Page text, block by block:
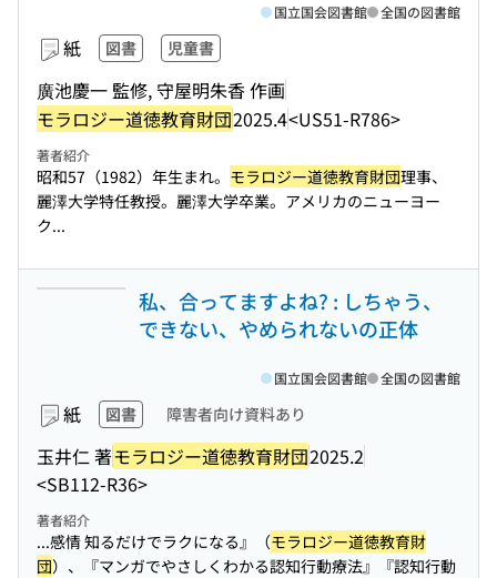
紙 図書 児童書
廣池慶一 監修, 守屋明朱香 作画
モラロジー道徳教育財団2025.4<US51-R786>
国立国会図書館 全国の図書館
著者紹介
昭和57（1982）年生まれ。 モラロジー道徳教育財団理事、
麗澤大学特任教授。麗澤大学卒業。アメリカのニューヨー
ク...
私、合ってますよね? : しちゃう、
できない、やめられないの正体
紙 図書 障害者向け資料あり
玉井仁 著モラロジー道徳教育財団2025.2
<SB112-R36>
国立国会図書館 全国の図書館
著者紹介
...感情 知るだけでラクになる』（モラロジー道徳教育財
団）、『マンガでやさしくわかる認知行動療法』『認知行動